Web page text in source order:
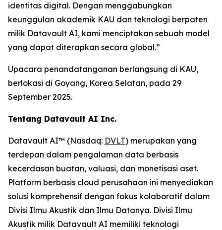
identitas digital. Dengan menggabungkan
keunggulan akademik KAU dan teknologi berpaten
milik Datavault AI, kami menciptakan sebuah model
yang dapat diterapkan secara global.”
Upacara penandatanganan berlangsung di KAU,
berlokasi di Goyang, Korea Selatan, pada 29
September 2025.
Tentang Datavault AI Inc.
Datavault AI™ (Nasdaq: DVLT) merupakan yang
terdepan dalam pengalaman data berbasis
kecerdasan buatan, valuasi, dan monetisasi aset.
Platform berbasis cloud perusahaan ini menyediakan
solusi komprehensif dengan fokus kolaboratif dalam
Divisi Ilmu Akustik dan Ilmu Datanya. Divisi Ilmu
Akustik milik Datavault AI memiliki teknologi